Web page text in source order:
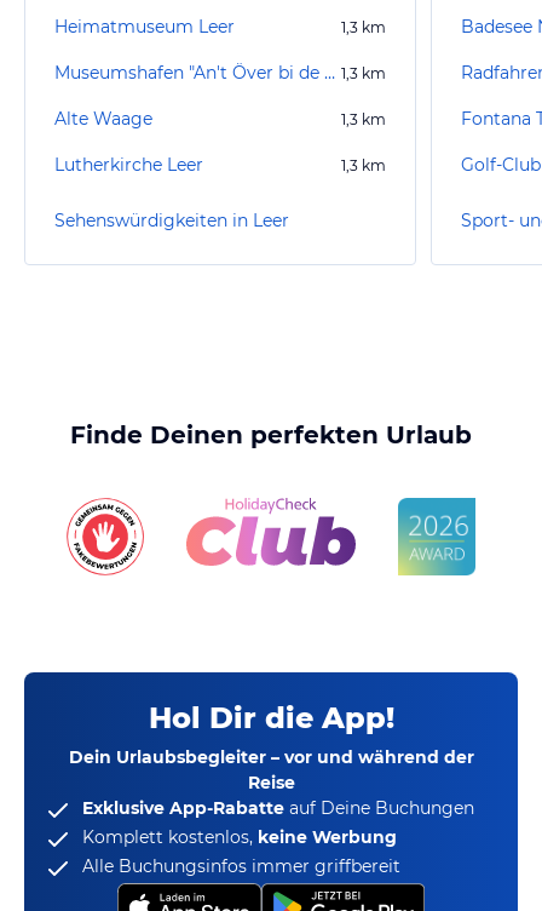
Heimatmuseum Leer 1,3 km
Museumshafen "An't Över bi de Waag" 1,3 km
Alte Waage 1,3 km
Lutherkirche Leer 1,3 km
Sehenswürdigkeiten in Leer
Badesee
Sport-
Finde Deinen perfekten Urlaub
Hol Dir die App!
Dein Urlaubsbegleiter – vor und während der
Reise
Exklusive App-Rabatte auf Deine Buchungen
Komplett kostenlos, keine Werbung
Alle Buchungsinfos immer griffbereit